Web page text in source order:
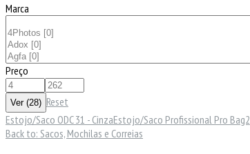
Marca
Preço
Reset
Estojo/Saco ODC 31 - CinzaEstojo/Saco Profissional Pro Bag2
Back to: Sacos, Mochilas e Correias